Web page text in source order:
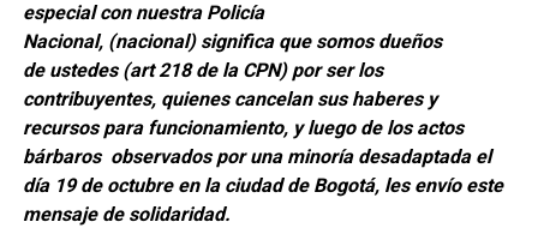
especial con nuestra Policía
Nacional, (nacional) significa que somos dueños
de ustedes (art 218 de la CPN) por ser los
contribuyentes, quienes cancelan sus haberes y
recursos para funcionamiento, y luego de los actos
bárbaros observados por una minoría desadaptada el
día 19 de octubre en la ciudad de Bogotá, les envío este
mensaje de solidaridad.